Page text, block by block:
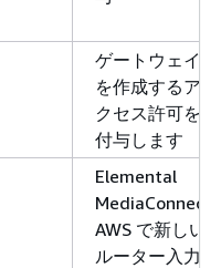
ゲートウェイ
を作成するア
クセス許可を
付与します
Elemental
MediaConnect
AWS で新しい
ルーター入力